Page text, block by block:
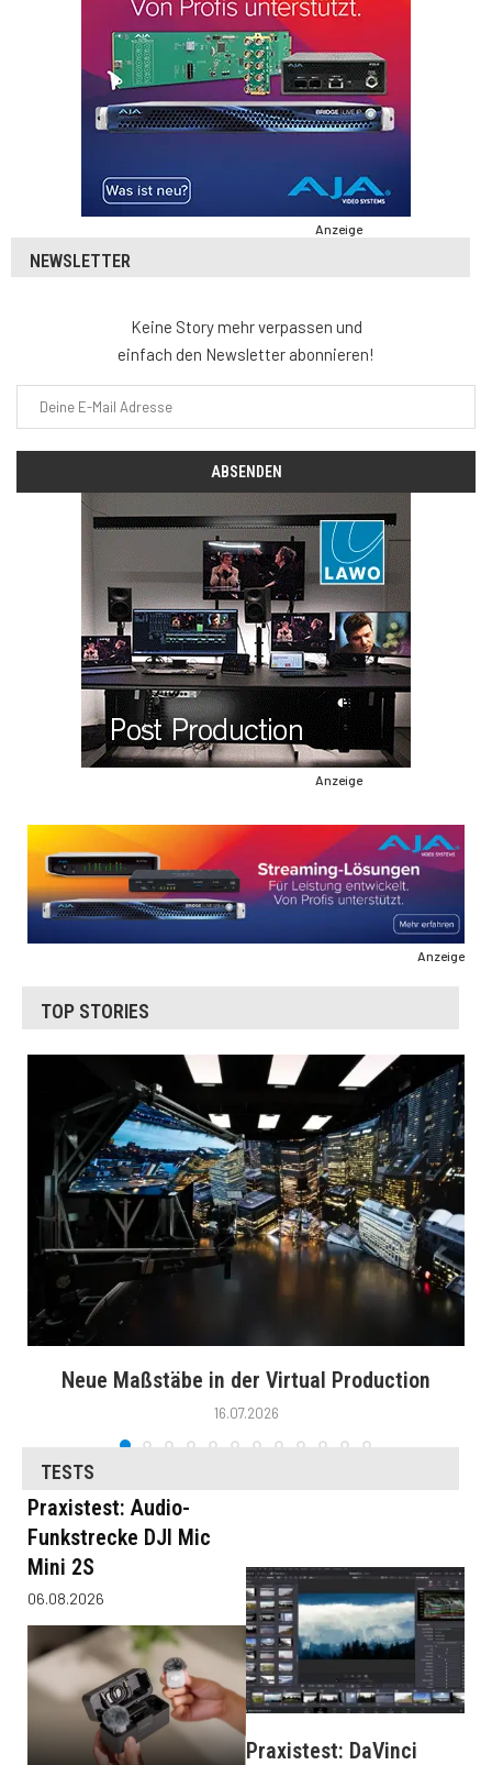
Anzeige
NEWSLETTER
Keine Story mehr verpassen und
einfach den Newsletter abonnieren!
Anzeige
Anzeige
TOP STORIES
Neue Maßstäbe in der Virtual Production
16.07.2026
TESTS
Praxistest: Audio-
Funkstrecke DJI Mic
Mini 2S
06.08.2026
Praxistest: DaVinci